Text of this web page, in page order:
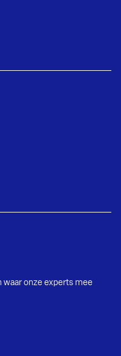
waar onze experts mee